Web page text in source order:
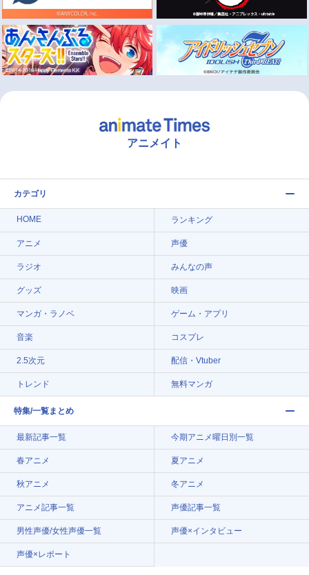
アニメイト
カテゴリ
HOME ランキング
アニメ 声優
ラジオ みんなの声
グッズ 映画
マンガ・ラノベ ゲーム・アプリ
音楽 コスプレ
2.5次元 配信・Vtuber
トレンド 無料マンガ
特集/一覧まとめ
最新記事一覧 今期アニメ曜日別一覧
春アニメ 夏アニメ
秋アニメ 冬アニメ
アニメ記事一覧 声優記事一覧
男性声優/女性声優一覧 声優×インタビュー
声優×レポート